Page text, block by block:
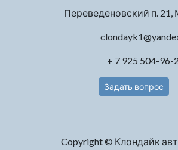
Переведеновский п. 21,
+ 7 925 504-96-
Задать вопрос
Copyright © Клондайк